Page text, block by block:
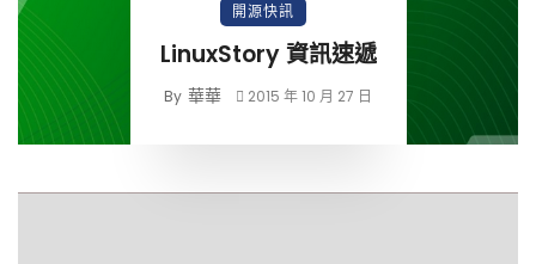
開源快訊
LinuxStory 資訊速遞
By 華華 2015 年 10 月 27 日